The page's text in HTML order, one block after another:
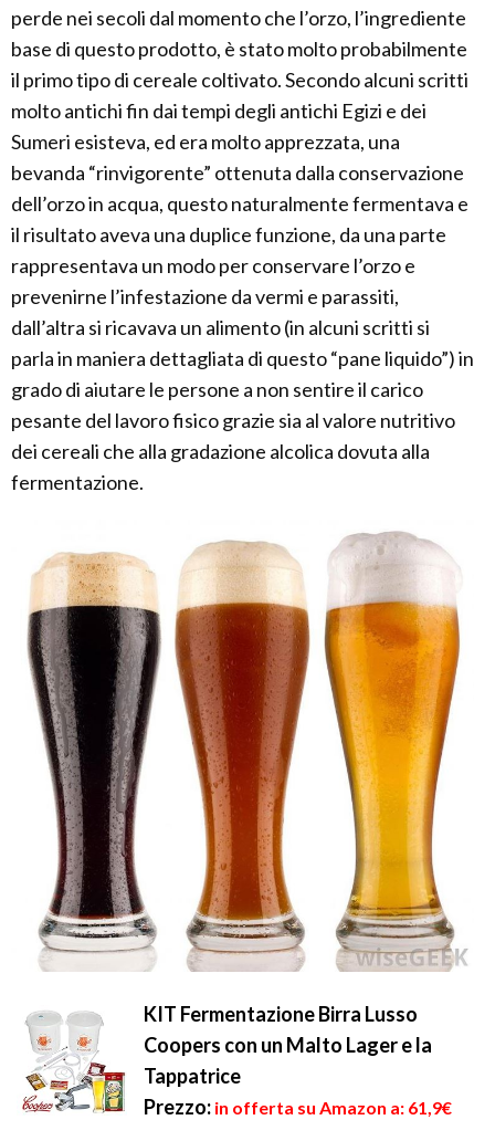
perde nei secoli dal momento che l’orzo, l’ingrediente
base di questo prodotto, è stato molto probabilmente
il primo tipo di cereale coltivato. Secondo alcuni scritti
molto antichi fin dai tempi degli antichi Egizi e dei
Sumeri esisteva, ed era molto apprezzata, una
bevanda “rinvigorente” ottenuta dalla conservazione
dell’orzo in acqua, questo naturalmente fermentava e
il risultato aveva una duplice funzione, da una parte
rappresentava un modo per conservare l’orzo e
prevenirne l’infestazione da vermi e parassiti,
dall’altra si ricavava un alimento (in alcuni scritti si
parla in maniera dettagliata di questo “pane liquido”) in
grado di aiutare le persone a non sentire il carico
pesante del lavoro fisico grazie sia al valore nutritivo
dei cereali che alla gradazione alcolica dovuta alla
fermentazione.
KIT Fermentazione Birra Lusso
Coopers con un Malto Lager e la
Tappatrice
Prezzo: in offerta su Amazon a: 61,9€